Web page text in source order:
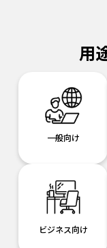
用
一般向け
ビジネス向け